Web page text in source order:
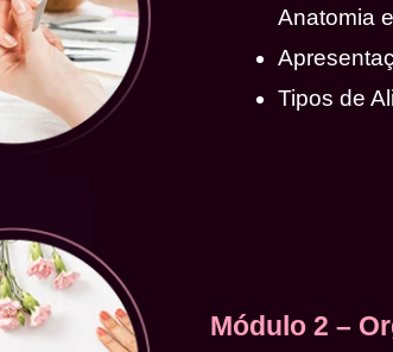
Anatomia
Tipos de
Módulo 2 –